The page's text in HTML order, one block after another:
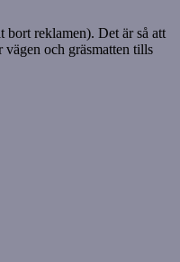
reklamen). Det är så att
och gräsmatten tills